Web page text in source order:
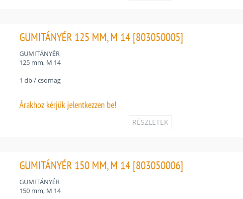
GUMITÁNYÉR 125 MM, M 14 [803050005]
GUMITÁNYÉR
125 mm, M 14
1 db / csomag
Árakhoz kérjük jelentkezzen be!
RÉSZLETEK
GUMITÁNYÉR 150 MM, M 14 [803050006]
GUMITÁNYÉR
150 mm, M 14